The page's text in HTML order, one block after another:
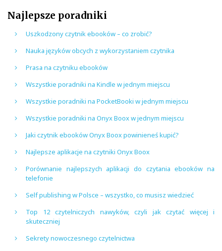
Najlepsze poradniki
Uszkodzony czytnik ebooków – co zrobić?
Nauka języków obcych z wykorzystaniem czytnika
Prasa na czytniku ebooków
Wszystkie poradniki na Kindle w jednym miejscu
Wszystkie poradniki na PocketBooki w jednym miejscu
Wszystkie poradniki na Onyx Boox w jednym miejscu
Jaki czytnik ebooków Onyx Boox powinieneś kupić?
Najlepsze aplikacje na czytniki Onyx Boox
Porównanie najlepszych aplikacji do czytania ebooków na
telefonie
Self publishing w Polsce – wszystko, co musisz wiedzieć
Top 12 czytelniczych nawyków, czyli jak czytać więcej i
skuteczniej
Sekrety nowoczesnego czytelnictwa